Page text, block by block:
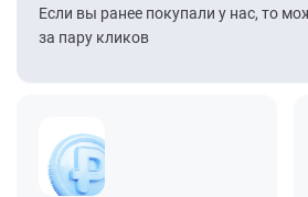
Если вы ранее покупали у нас, то
за пару кликов